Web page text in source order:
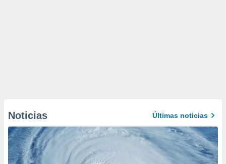
Noticias Últimas noticias